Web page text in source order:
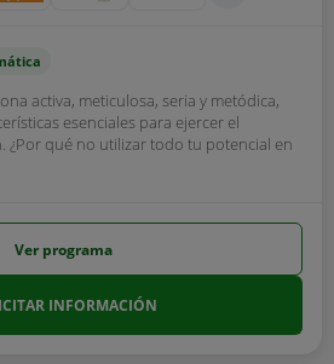
activa, meticulosa, seria y metódica,
esenciales para ejercer el
¿Por qué no utilizar todo tu potencial en
Ver programa
INFORMACIÓN